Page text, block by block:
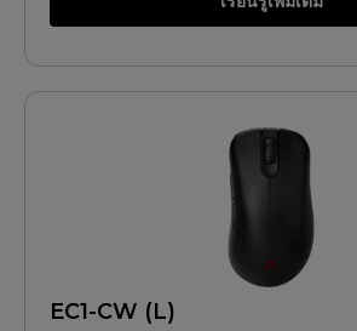
EC1-CW (L)